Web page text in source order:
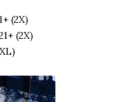
(2X)
(2X)